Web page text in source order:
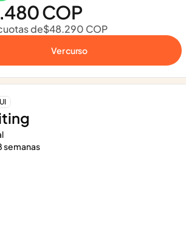
COP
de$48.290 COP
Ver curso
semanas